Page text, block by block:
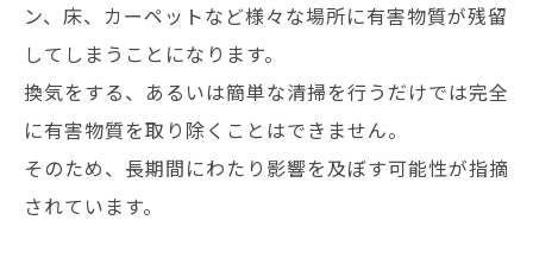
ン、床、カーペットなど様々な場所に有害物質が残留
してしまうことになります。
換気をする、あるいは簡単な清掃を行うだけでは完全
に有害物質を取り除くことはできません。
そのため、長期間にわたり影響を及ぼす可能性が指摘
されています。